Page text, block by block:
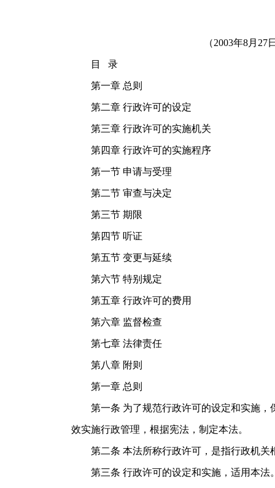
（2003年8月 27
目 录
第一章 总则
第二章 行政许可的设定
第三章 行政许可的实施机关
第四章 行政许可的实施程序
第一节 申请与受理
第二节 审查与决定
第三节 期限
第四节 听证
第五节 变更与延续
第六节 特别规定
第五章 行政许可的费用
第六章 监督检查
第七章 法律责任
第八章 附则
第一章 总则
第一条 为了规范行政许可的设定和实施，
效实施行政管理，根据宪法，制定本法。
第二条 本法所称行政许可，是指行政机关
第三条 行政许可的设定和实施，适用本法